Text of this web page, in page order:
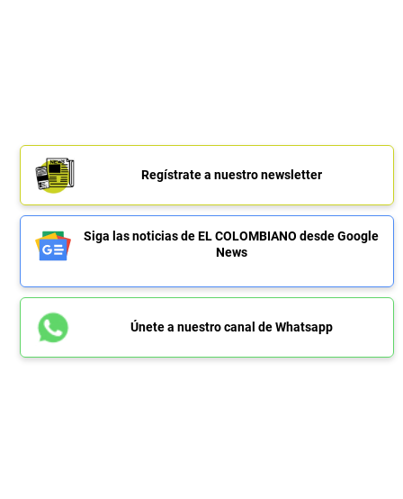
Regístrate a nuestro newsletter
Siga las noticias de EL COLOMBIANO desde Google
News
Únete a nuestro canal de Whatsapp